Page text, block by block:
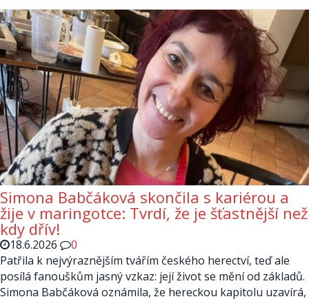
Simona Babčáková skončila s kariérou a
žije v maringotce: Tvrdí, že je šťastnější než
kdy dřív!
18.6.2026
0
Patřila k nejvýraznějším tvářím českého herectví, teď ale
posílá fanouškům jasný vzkaz: její život se mění od základů.
Simona Babčáková oznámila, že hereckou kapitolu uzavírá,